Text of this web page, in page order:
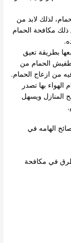
لذلك لابد من
ذلك مكافحة الحمام
بطريقة تعيق
الحمام من
من ازعاج الحمام.
بها تصدر
المنازل ويسهل
الهامه في
في مكافحة